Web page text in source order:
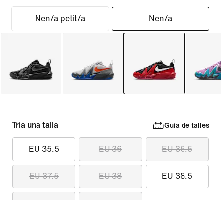
Nen/a petit/a Nen/a
Tria una talla Guia de talles
EU 35.5 EU 36 EU 36.5
EU 37.5 EU 38 EU 38.5